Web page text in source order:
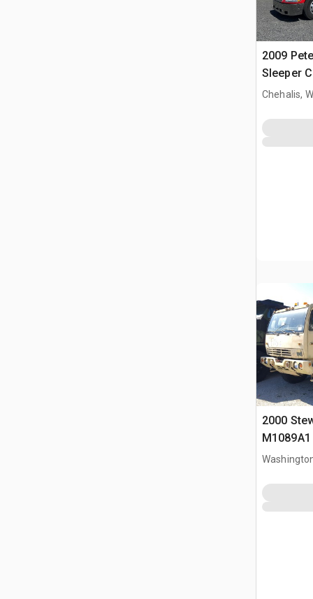
2009
Sleeper
Chehalis,
2000